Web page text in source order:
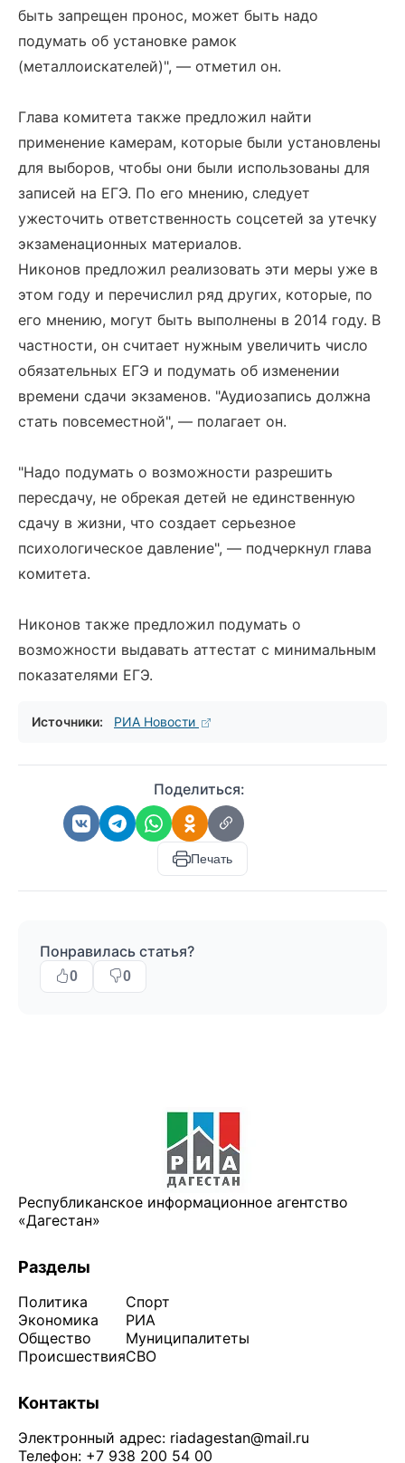
быть запрещен пронос, может быть надо
подумать об установке рамок
(металлоискателей)", — отметил он.
Глава комитета также предложил найти
применение камерам, которые были установлены
для выборов, чтобы они были использованы для
записей на ЕГЭ. По его мнению, следует
ужесточить ответственность соцсетей за утечку
экзаменационных материалов.
Никонов предложил реализовать эти меры уже в
этом году и перечислил ряд других, которые, по
его мнению, могут быть выполнены в 2014 году. В
частности, он считает нужным увеличить число
обязательных ЕГЭ и подумать об изменении
времени сдачи экзаменов. "Аудиозапись должна
стать повсеместной", — полагает он.
"Надо подумать о возможности разрешить
пересдачу, не обрекая детей не единственную
сдачу в жизни, что создает серьезное
психологическое давление", — подчеркнул глава
комитета.
Никонов также предложил подумать о
возможности выдавать аттестат с минимальным
показателями ЕГЭ.
Источники: РИА Новости
Поделиться:
Печать
Понравилась статья?
0 0
Республиканское информационное агентство
«Дагестан»
Разделы
Политика
Экономика
Общество
Происшествия
Спорт
РИА
Муниципалитеты
СВО
Контакты
Электронный адрес: riadagestan@mail.ru
Телефон: +7 938 200 54 00